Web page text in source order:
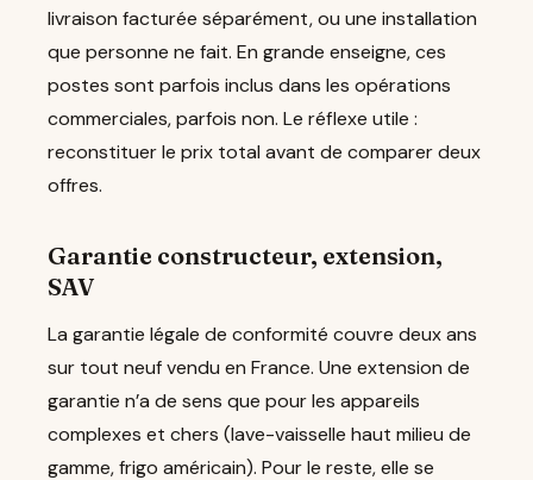
livraison facturée séparément, ou une installation
que personne ne fait. En grande enseigne, ces
postes sont parfois inclus dans les opérations
commerciales, parfois non. Le réflexe utile :
reconstituer le prix total avant de comparer deux
offres.
Garantie constructeur, extension,
SAV
La garantie légale de conformité couvre deux ans
sur tout neuf vendu en France. Une extension de
garantie n’a de sens que pour les appareils
complexes et chers (lave-vaisselle haut milieu de
gamme, frigo américain). Pour le reste, elle se